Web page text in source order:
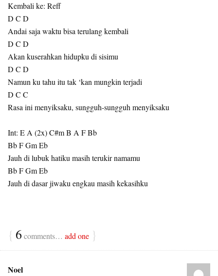
Kembali ke: Reff
D C D
Andai saja waktu bisa terulang kembali
D C D
Akan kuserahkan hidupku di sisimu
D C D
Namun ku tahu itu tak ‘kan mungkin terjadi
D C C
Rasa ini menyiksaku, sungguh-sungguh menyiksaku
Int: E A (2x) C#m B A F Bb
Bb F Gm Eb
Jauh di lubuk hatiku masih terukir namamu
Bb F Gm Eb
Jauh di dasar jiwaku engkau masih kekasihku
{ 6 comments… add one }
Noel